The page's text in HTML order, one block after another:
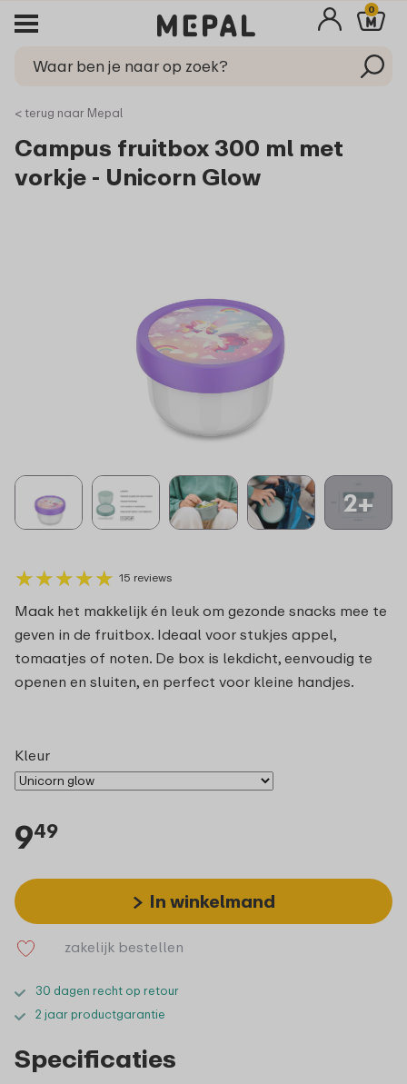
0
< terug naar Mepal
Campus fruitbox 300 ml met
vorkje - Unicorn Glow
2+
★★★★★
★★★★★ 15 reviews
Maak het makkelijk én leuk om gezonde snacks mee te
geven in de fruitbox. Ideaal voor stukjes appel,
tomaatjes of noten. De box is lekdicht, eenvoudig te
openen en sluiten, en perfect voor kleine handjes.
Kleur
949
In winkelmand
zakelijk bestellen
30 dagen recht op retour
2 jaar productgarantie
Specificaties